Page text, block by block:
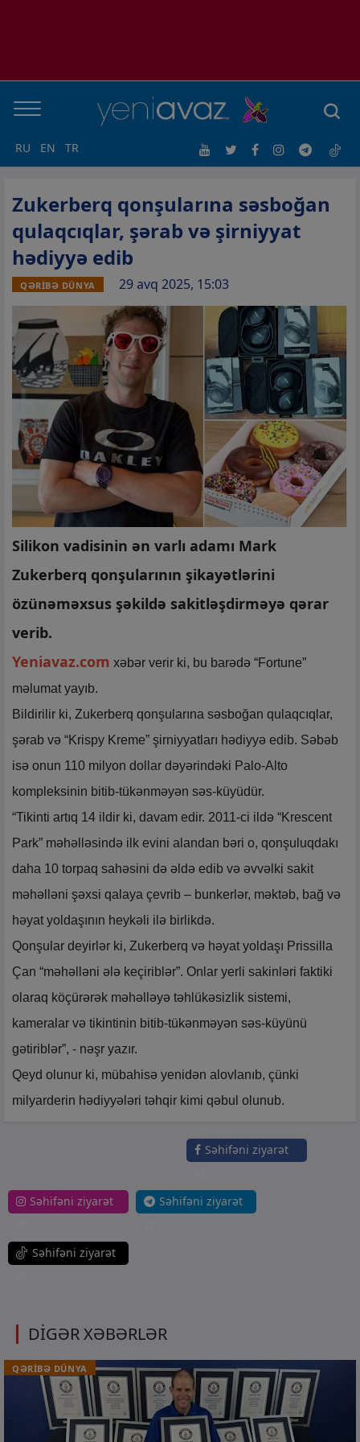
RU EN TR
Zukerberq qonşularına səsboğan
qulaqcıqlar, şərab və şirniyyat
hədiyyə edib
QƏRİBƏ DÜNYA 29 avq 2025, 15:03
Silikon vadisinin ən varlı adamı Mark
Zukerberq qonşularının şikayətlərini
özünəməxsus şəkildə sakitləşdirməyə qərar
verib.
Yeniavaz.com xəbər verir ki, bu barədə “Fortune”
məlumat yayıb.
Bildirilir ki, Zukerberq qonşularına səsboğan qulaqcıqlar,
şərab və “Krispy Kreme” şirniyyatları hədiyyə edib. Səbəb
isə onun 110 milyon dollar dəyərindəki Palo-Alto
kompleksinin bitib-tükənməyən səs-küyüdür.
“Tikinti artıq 14 ildir ki, davam edir. 2011-ci ildə “Krescent
Park” məhəlləsində ilk evini alandan bəri o, qonşuluqdakı
daha 10 torpaq sahəsini də əldə edib və əvvəlki sakit
məhəlləni şəxsi qalaya çevrib – bunkerlər, məktəb, bağ və
həyat yoldaşının heykəli ilə birlikdə.
Qonşular deyirlər ki, Zukerberq və həyat yoldaşı Prissilla
Çan “məhəlləni ələ keçiriblər”. Onlar yerli sakinləri faktiki
olaraq köçürərək məhəlləyə təhlükəsizlik sistemi,
kameralar və tikintinin bitib-tükənməyən səs-küyünü
gətiriblər”, - nəşr yazır.
Qeyd olunur ki, mübahisə yenidən alovlanıb, çünki
milyarderin hədiyyələri təhqir kimi qəbul olunub.
Səhifəni ziyarət
Səhifəni ziyarət
Səhifəni ziyarət
Səhifəni ziyarət
DİGƏR XƏBƏRLƏR
QƏRİBƏ DÜNYA